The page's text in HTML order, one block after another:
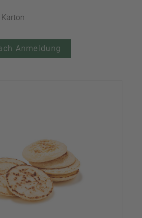
Anmeldung